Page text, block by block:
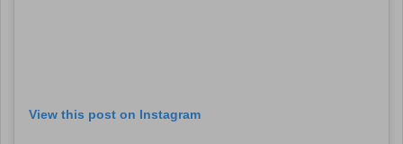
View this post on Instagram